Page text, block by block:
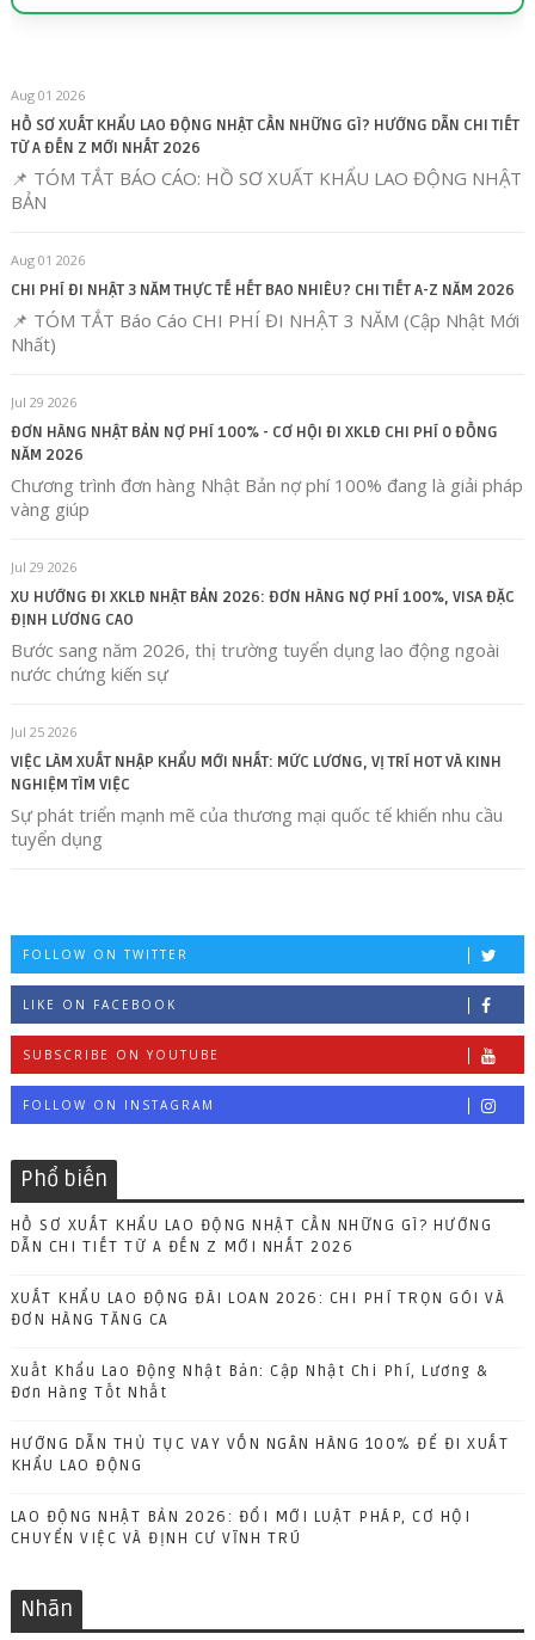
Aug 01 2026
HỒ SƠ XUẤT KHẨU LAO ĐỘNG NHẬT CẦN NHỮNG GÌ? HƯỚNG DẪN CHI TIẾT
TỪ A ĐẾN Z MỚI NHẤT 2026
📌 TÓM TẮT BÁO CÁO: HỒ SƠ XUẤT KHẨU LAO ĐỘNG NHẬT
BẢN
Aug 01 2026
CHI PHÍ ĐI NHẬT 3 NĂM THỰC TẾ HẾT BAO NHIÊU? CHI TIẾT A-Z NĂM 2026
📌 TÓM TẮT Báo Cáo CHI PHÍ ĐI NHẬT 3 NĂM (Cập Nhật Mới
Nhất)
Jul 29 2026
ĐƠN HÀNG NHẬT BẢN NỢ PHÍ 100% - CƠ HỘI ĐI XKLĐ CHI PHÍ 0 ĐỒNG
NĂM 2026
Chương trình đơn hàng Nhật Bản nợ phí 100% đang là giải pháp
vàng giúp
Jul 29 2026
XU HƯỚNG ĐI XKLĐ NHẬT BẢN 2026: ĐƠN HÀNG NỢ PHÍ 100%, VISA ĐẶC
ĐỊNH LƯƠNG CAO
Bước sang năm 2026, thị trường tuyển dụng lao động ngoài
nước chứng kiến sự
Jul 25 2026
VIỆC LÀM XUẤT NHẬP KHẨU MỚI NHẤT: MỨC LƯƠNG, VỊ TRÍ HOT VÀ KINH
NGHIỆM TÌM VIỆC
Sự phát triển mạnh mẽ của thương mại quốc tế khiến nhu cầu
tuyển dụng
FOLLOW ON TWITTER
LIKE ON FACEBOOK
SUBSCRIBE ON YOUTUBE
FOLLOW ON INSTAGRAM
Phổ biến
HỒ SƠ XUẤT KHẨU LAO ĐỘNG NHẬT CẦN NHỮNG GÌ? HƯỚNG
DẪN CHI TIẾT TỪ A ĐẾN Z MỚI NHẤT 2026
XUẤT KHẨU LAO ĐỘNG ĐÀI LOAN 2026: CHI PHÍ TRỌN GÓI VÀ
ĐƠN HÀNG TĂNG CA
Xuất Khẩu Lao Động Nhật Bản: Cập Nhật Chi Phí, Lương &
Đơn Hàng Tốt Nhất
HƯỚNG DẪN THỦ TỤC VAY VỐN NGÂN HÀNG 100% ĐỂ ĐI XUẤT
KHẨU LAO ĐỘNG
LAO ĐỘNG NHẬT BẢN 2026: ĐỔI MỚI LUẬT PHÁP, CƠ HỘI
CHUYỂN VIỆC VÀ ĐỊNH CƯ VĨNH TRÚ
Nhãn